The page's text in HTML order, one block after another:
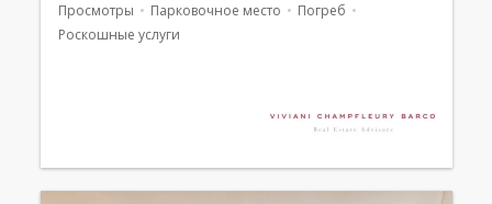
Просмотры Парковочное место
Погреб
Роскошные услуги